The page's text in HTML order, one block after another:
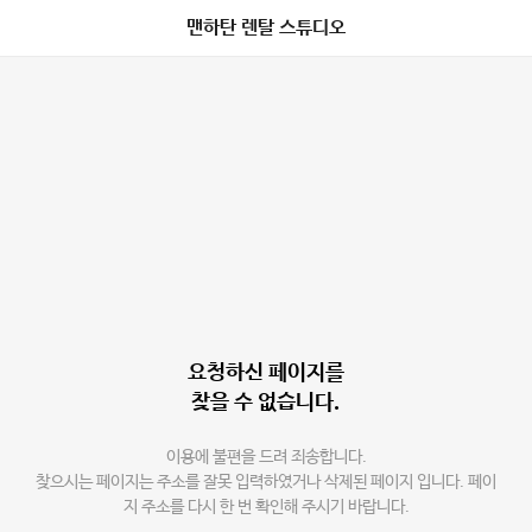
맨하탄 렌탈 스튜디오
요청하신 페이지를
찾을 수 없습니다.
이용에 불편을 드려 죄송합니다.
찾으시는 페이지는 주소를 잘못 입력하였거나 삭제된 페이지 입니다. 페이
지 주소를 다시 한 번 확인해 주시기 바랍니다.